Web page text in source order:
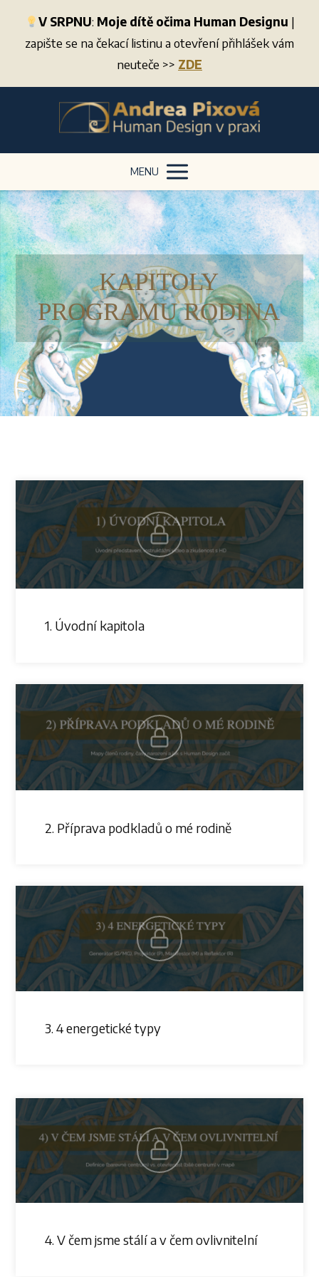
V SRPNU: Moje dítě očima Human Designu |
zapište se na čekací listinu a otevření přihlášek vám
neuteče >> ZDE
MENU
KAPITOLY
PROGRAMU RODINA
1. Úvodní kapitola
2. Příprava podkladů o mé rodině
3. 4 energetické typy
4. V čem jsme stálí a v čem ovlivnitelní